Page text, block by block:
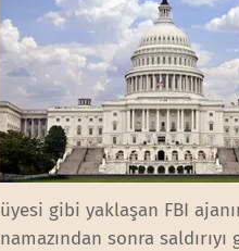
üyesi gibi yaklaşan FBI
namazından sonra